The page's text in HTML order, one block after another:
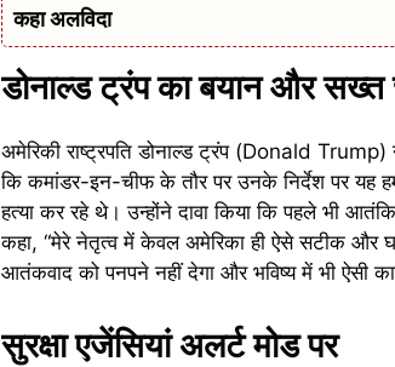
कहा अलविदा
डोनाल्ड ट्रंप का बयान और सख्त
अमेरिकी राष्ट्रपति डोनाल्ड ट्रंप (Donald
कि कमांडर-इन-चीफ के तौर पर उनके निर्देश पर यह
हत्या कर रहे थे। उन्होंने दावा किया कि पहले भी
कहा, “मेरे नेतृत्व में केवल अमेरिका ही ऐसे सटीक और
आतंकवाद को पनपने नहीं देगा और भविष्य में भी ऐसी
सुरक्षा एजेंसियां अलर्ट मोड पर